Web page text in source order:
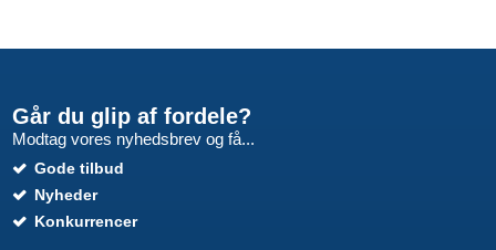
Går du glip af fordele?
Modtag vores nyhedsbrev og få...
Gode tilbud
Nyheder
Konkurrencer